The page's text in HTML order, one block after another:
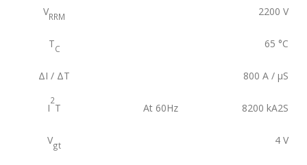
VRRM 2200 V
TC 65 °C
ΔI / ΔT 800 A / µS
I
2
T At 60Hz 8200 kA2S
Vgt 4 V